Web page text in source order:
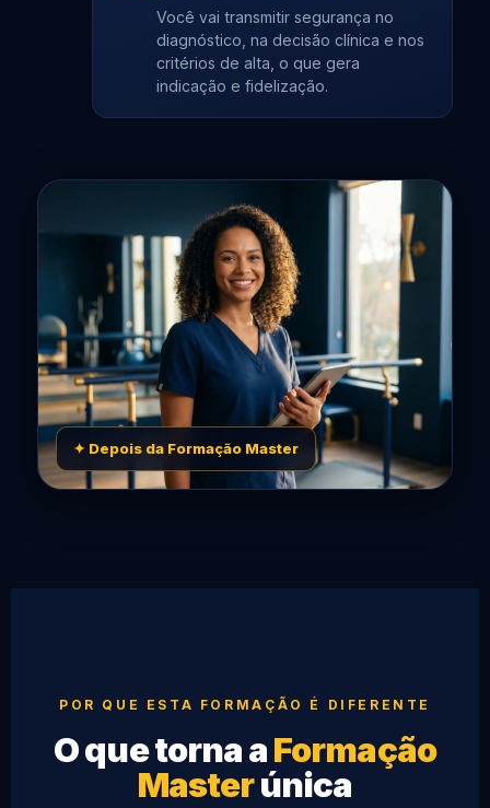
Você vai transmitir segurança no
diagnóstico, na decisão clínica e nos
critérios de alta, o que gera
indicação e fidelização.
✦ Depois da Formação Master
POR QUE ESTA FORMAÇÃO É DIFERENTE
O que torna aFormação
Masterúnica